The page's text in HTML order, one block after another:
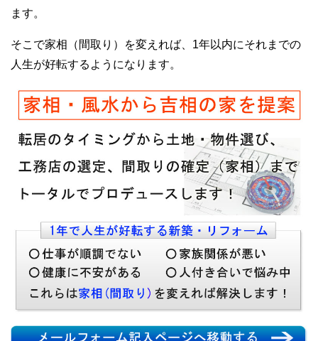
ます。
そこで家相（間取り）を変えれば、1年以内にそれまでの
人生が好転するようになります。